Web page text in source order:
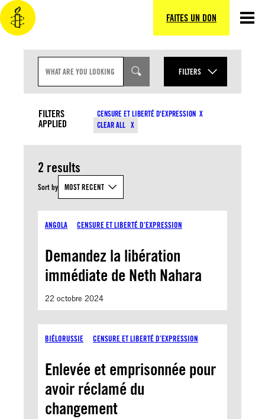
FAITES UN DON
Aller
au
contenu
H
I
N
U
MONTH
FILTERS
PAYS
TYPES DE RESSOURCES
FILTERS
APPLIED
CENSURE ET LIBERTÉ D'EXPRESSION
CLEAR ALL
2 results
Sort by MOST RECENT
ANGOLA CENSURE ET LIBERTÉ D’EXPRESSION
Demandez la libération
immédiate de Neth Nahara
22 octobre 2024
BIÉLORUSSIE CENSURE ET LIBERTÉ D’EXPRESSION
Enlevée et emprisonnée pour
avoir réclamé du
changement